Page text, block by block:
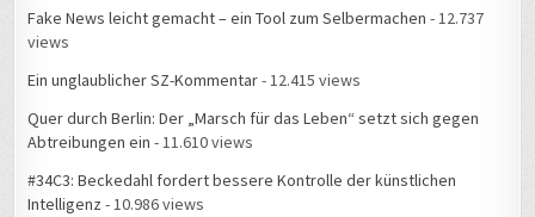
Fake News leicht gemacht – ein Tool zum Selbermachen - 12.737
views
Ein unglaublicher SZ-Kommentar- 12.415 views
Quer durch Berlin: Der „Marsch für das Leben“ setzt sich gegen
Abtreibungen ein - 11.610 views
#34C3: Beckedahl fordert bessere Kontrolle der künstlichen
Intelligenz - 10.986 views